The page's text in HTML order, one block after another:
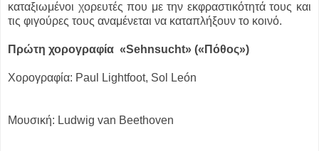
καταξιωμένοι χορευτές που με την εκφραστικότητά τους και
τις φιγούρες τους αναμένεται να καταπλήξουν το κοινό.
Πρώτη χορογραφία «Sehnsucht» («Πόθος»)
Χορογραφία: Paul Lightfoot, Sol León
Μουσική: Ludwig van Beethoven